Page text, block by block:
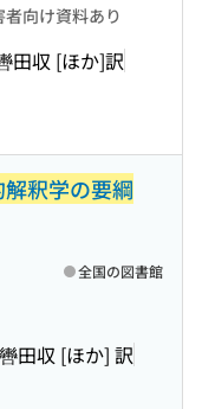
者向け資料あり
田収 [ほか]訳
釈学の要綱
田収 [ほか] 訳
全国の図書館